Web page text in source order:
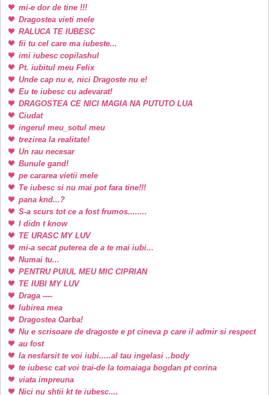
mi-e dor de tine !!!
Dragostea vieti mele
RALUCA TE IUBESC
fii tu cel care ma iubeste...
imi iubesc copilashul
Pt. iubitul meu Felix
Unde cap nu e, nici Dragoste nu e!
Eu te iubesc cu adevarat!
DRAGOSTEA CE NICI MAGIA NA PUTUTO LUA
Ciudat
ingerul meu_sotul meu
trezirea la realitate!
Un rau necesar
Bunule gand!
pe cararea vietii mele
Te iubesc si nu mai pot fara tine!!!
pana knd...?
S-a scurs tot ce a fost frumos........
I didn t know
TE URASC MY LUV
mi-a secat puterea de a te mai iubi...
Numai tu...
PENTRU PUIUL MEU MIC CIPRIAN
TE IUBI MY LUV
Draga ----
Iubirea mea
Dragostea Oarba!
Nu e scrisoare de dragoste e pt cineva p care il admir si respect
au fost
la nesfarsit te voi iubi.....al tau ingelasi ..body
te iubesc cat voi trai-de la tomaiaga bogdan pt corina
viata impreuna
Nici nu shtii kt te iubesc....